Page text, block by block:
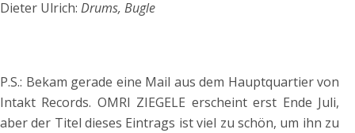
Dieter Ulrich: Drums, Bugle
P.S.: Bekam gerade eine Mail aus dem Hauptquartier von
Intakt Records. OMRI ZIEGELE erscheint erst Ende Juli,
aber der Titel dieses Eintrags ist viel zu schön, um ihn zu